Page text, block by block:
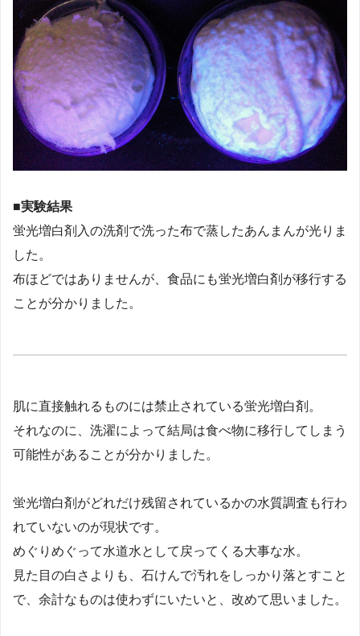
■実験結果
蛍光増白剤入の洗剤で洗った布で蒸したあんまんが光りま
した。
布ほどではありませんが、食品にも蛍光増白剤が移行する
ことが分かりました。
肌に直接触れるものには禁止されている蛍光増白剤。
それなのに、洗濯によって結局は食べ物に移行してしまう
可能性があることが分かりました。
蛍光増白剤がどれだけ残留されているかの水質調査も行わ
れていないのが現状です。
めぐりめぐって水道水として戻ってくる大事な水。
見た目の白さよりも、石けんで汚れをしっかり落とすこと
で、余計なものは使わずにいたいと、改めて思いました。